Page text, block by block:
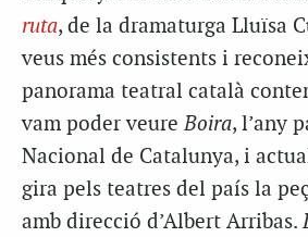
ruta, de la dramaturga Lluïsa
veus més consistents i
panorama teatral català
vam poder veureBoira, l’any
Nacional de Catalunya, i
gira pels teatres del país la
amb direcció d’Albert Arribas.